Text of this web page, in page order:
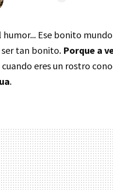
humor... Ese bonito
ser tan bonito. Porque a
eres un rostro
.